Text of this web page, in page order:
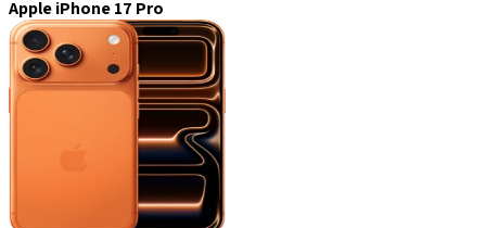
Apple iPhone 17 Pro